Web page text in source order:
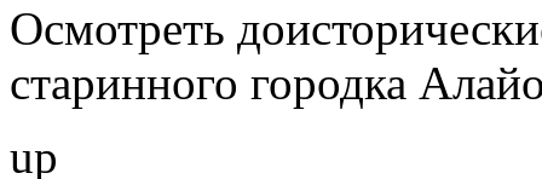
Осмотреть
старинного городка
up